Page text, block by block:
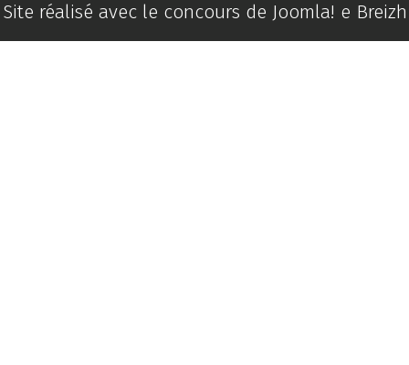
Site réalisé avec le concours de Joomla! e Breizh